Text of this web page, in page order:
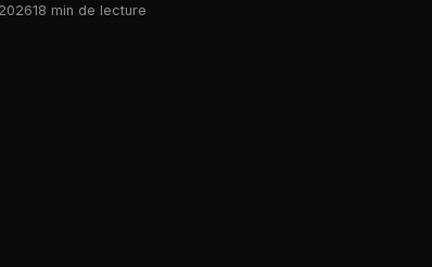
18 min de lecture